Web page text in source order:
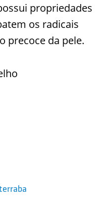
propriedades
os radicais
precoce da pele.